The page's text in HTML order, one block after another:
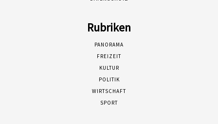
Rubriken
PANORAMA
FREIZEIT
KULTUR
POLITIK
WIRTSCHAFT
SPORT